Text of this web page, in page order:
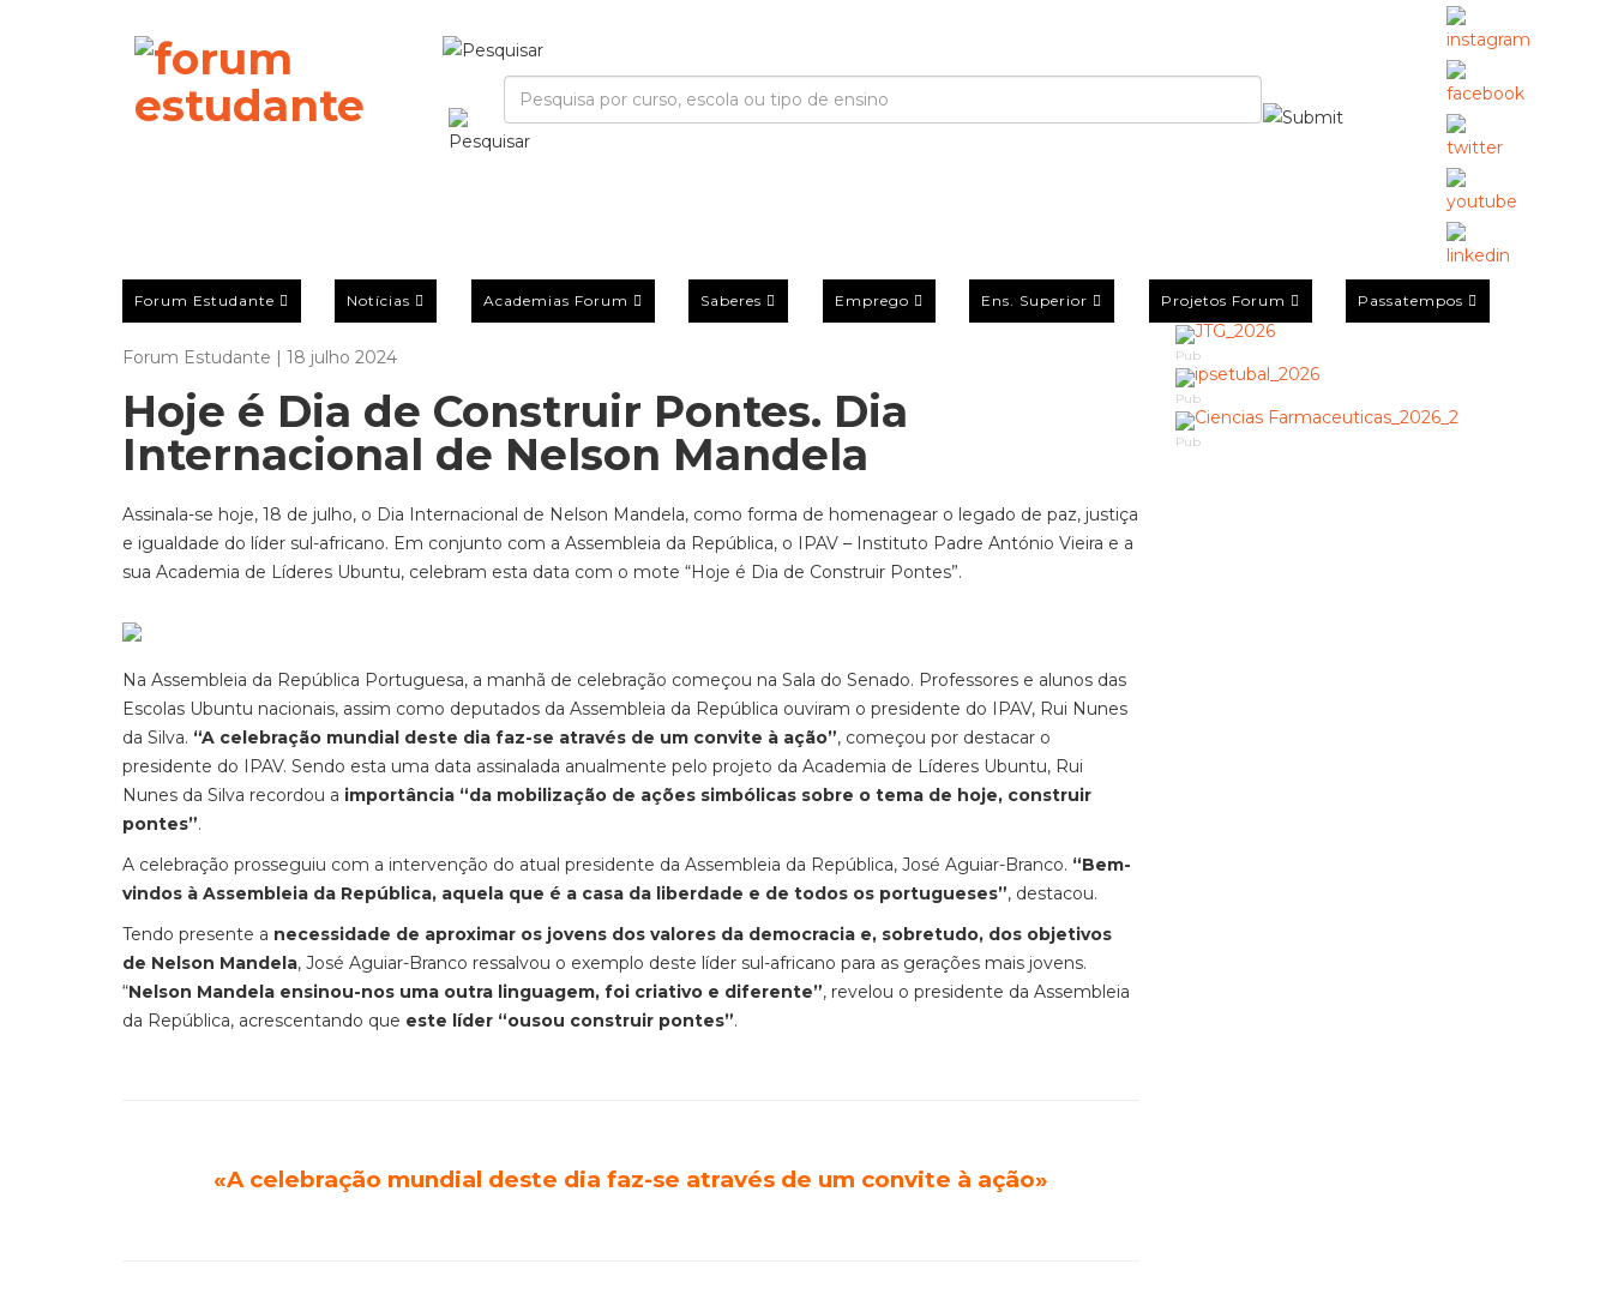
Forum Estudante Notícias Academias Forum Saberes Emprego Ens. Superior Projetos Forum Passatempos
Forum Estudante | 18 julho 2024
Hoje é Dia de Construir Pontes. Dia
Internacional de Nelson Mandela
Assinala-se hoje, 18 de julho, o Dia Internacional de Nelson Mandela, como forma de homenagear o legado de paz, justiça
e igualdade do líder sul-africano. Em conjunto com a Assembleia da República, o IPAV – Instituto Padre António Vieira e a
sua Academia de Líderes Ubuntu, celebram esta data com o mote “Hoje é Dia de Construir Pontes”.
Na Assembleia da República Portuguesa, a manhã de celebração começou na Sala do Senado. Professores e alunos das
Escolas Ubuntu nacionais, assim como deputados da Assembleia da República ouviram o presidente do IPAV, Rui Nunes
da Silva. “A celebração mundial deste dia faz-se através de um convite à ação”, começou por destacar o
presidente do IPAV. Sendo esta uma data assinalada anualmente pelo projeto da Academia de Líderes Ubuntu, Rui
Nunes da Silva recordou a importância “da mobilização de ações simbólicas sobre o tema de hoje, construir
pontes”.
A celebração prosseguiu com a intervenção do atual presidente da Assembleia da República, José Aguiar-Branco. “Bem-
vindos à Assembleia da República, aquela que é a casa da liberdade e de todos os portugueses”, destacou.
Tendo presente a necessidade de aproximar os jovens dos valores da democracia e, sobretudo, dos objetivos
de Nelson Mandela, José Aguiar-Branco ressalvou o exemplo deste líder sul-africano para as gerações mais jovens.
“Nelson Mandela ensinou-nos uma outra linguagem, foi criativo e diferente”, revelou o presidente da Assembleia
da República, acrescentando que este líder “ousou construir pontes”.
«A celebração mundial deste dia faz-se através de um convite à ação»
Pub
Pub
Pub